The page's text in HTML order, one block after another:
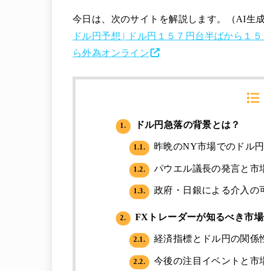
今日は、次のサイトを解説します。（AI生成
ドル円予想 | ドル円１５７円台半ばから１
ら外為オンライン
1. ドル円急落の背景とは？
1.1. 昨晩のNY市場でのドル
1.2. パウエル議長の発言と市
1.3. 政府・日銀による介入の
2. FXトレーダーが知るべき市
2.1. 経済指標とドル円の関係
2.2. 今後の注目イベントと市